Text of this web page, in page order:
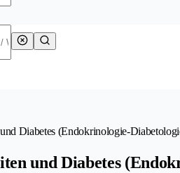
Diabetes (Endokrinologie-
und Diabetes